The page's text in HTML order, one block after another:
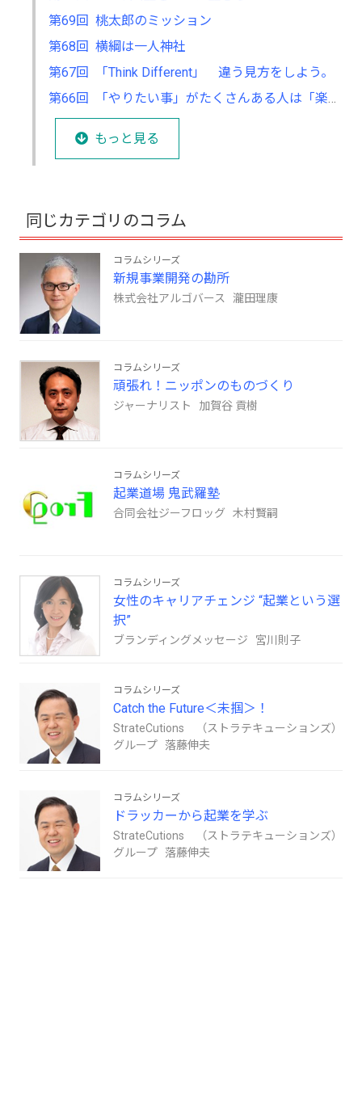
第69回 桃太郎のミッション
第68回 横綱は一人神社
第67回 「Think Different」 違う見方をしよう。
もっと見る
同じカテゴリのコラム
コラムシリーズ
新規事業開発の勘所
株式会社アルゴバース 瀧田理康
コラムシリーズ
頑張れ！ニッポンのものづくり
ジャーナリスト 加賀谷 貢樹
コラムシリーズ
起業道場 鬼武羅塾
合同会社ジーフロッグ 木村賢嗣
コラムシリーズ
女性のキャリアチェンジ “起業という選
択”
ブランディングメッセージ 宮川則子
コラムシリーズ
Catch the Future＜未掴＞！
StrateCutions （ストラテキューションズ）
グループ 落藤伸夫
コラムシリーズ
ドラッカーから起業を学ぶ
StrateCutions （ストラテキューションズ）
グループ 落藤伸夫